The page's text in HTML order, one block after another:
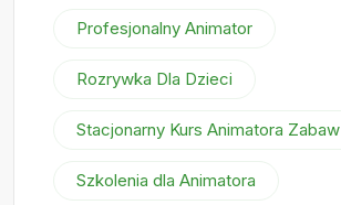
Profesjonalny Animator
Rozrywka Dla Dzieci
Stacjonarny Kurs Animatora Zabaw
Szkolenia dla Animatora